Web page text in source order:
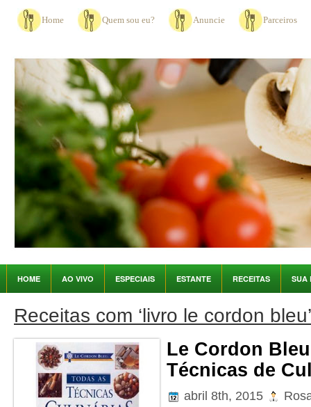
Home Quem sou eu? Anuncie Parceiros
HOME AO VIVO ESPECIAIS ESTANTE RECEITAS SUA
Receitas com ‘livro le cordon bleu’
Le Cordon
Técnicas de
abril 8th, 2015